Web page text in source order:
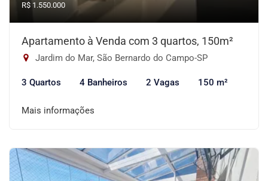
R$ 1.550.000
Apartamento à Venda com 3 quartos, 150m²
Jardim do Mar, São Bernardo do Campo-SP
3 Quartos 4 Banheiros 2 Vagas 150 m²
Mais informações